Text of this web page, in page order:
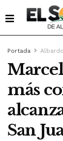
Portada
más
San